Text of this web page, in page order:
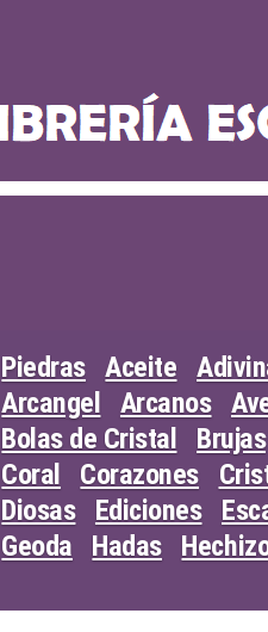
Piedras Aceite
Arcangel
Arcanos
Bolas de Cristal
Brujas
Coral
Corazones
Diosas
Ediciones
Geoda
Hadas